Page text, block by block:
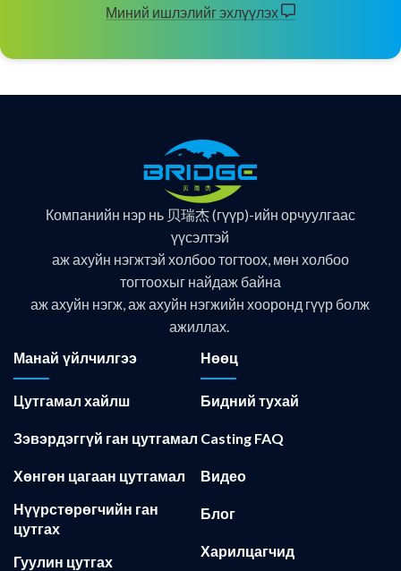
Миний ишлэлийг эхлүүлэх
Компанийн нэр нь 贝瑞杰 (гүүр)-ийн орчуулгаас
үүсэлтэй
аж ахуйн нэгжтэй холбоо тогтоох, мөн холбоо
тогтоохыг найдаж байна
аж ахуйн нэгж, аж ахуйн нэгжийн хооронд гүүр болж
ажиллах.
Манай үйлчилгээ
Цутгамал хайлш
Зэвэрдэггүй ган цутгамал
Хөнгөн цагаан цутгамал
Нүүрстөрөгчийн ган
цутгах
Гуулин цутгах
Нөөц
Бидний тухай
Casting FAQ
Видео
Блог
Харилцагчид